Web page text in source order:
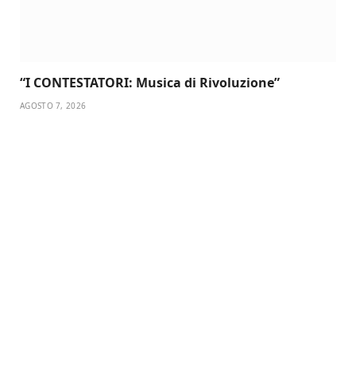
“I CONTESTATORI: Musica di Rivoluzione”
AGOSTO 7, 2026